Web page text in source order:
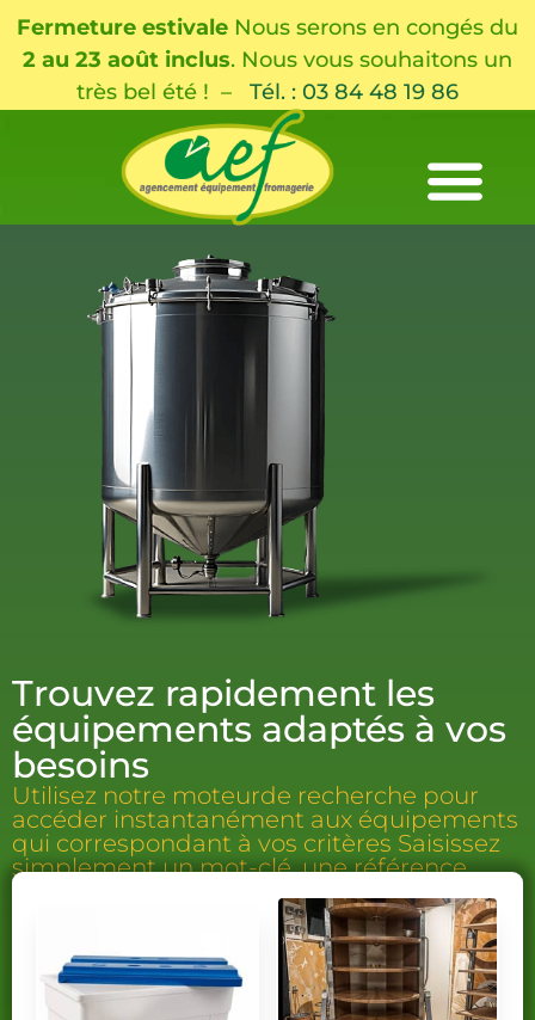
Fermeture estivale Nous serons en congés du
2 au 23 août inclus. Nous vous souhaitons un
très bel été ! – Tél. : 03 84 48 19 86
Trouvez rapidement les
équipements adaptés à vos
besoins
Utilisez notre moteurde recherche pour
accéder instantanément aux équipements
qui correspondant à vos critères Saisissez
simplement un mot-clé, une référence.
efficacement les équipements qui répondront parfaitement à
vos exigences techniques et à vos contraintes de
production.résultats les plus pertinents, vous permettant
d’identifier efficacement les équipements qui répondront